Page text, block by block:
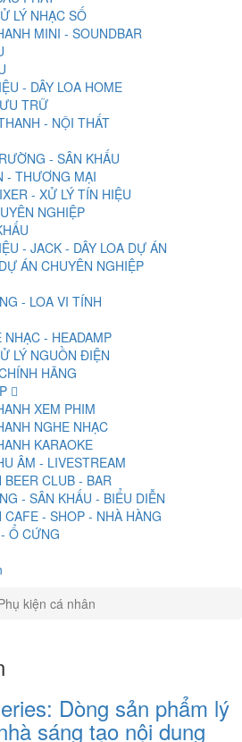
LÝ NHẠC SỐ
MINI - SOUNDBAR
- DÂY LOA HOME
TRỮ
- NỘI THẤT
- SÂN KHẤU
- THƯƠNG MẠI
- XỬ LÝ TÍN HIỆU
NGHIỆP
- JACK - DÂY LOA DỰ ÁN
ÁN CHUYÊN NGHIỆP
- LOA VI TÍNH
NHẠC - HEADAMP
LÝ NGUỒN ĐIỆN
HÃNG
XEM PHIM
NGHE NHẠC
KARAOKE
ÂM - LIVESTREAM
BEER CLUB - BAR
- SÂN KHẤU - BIỂU DIỄN
CAFE - SHOP - NHÀ HÀNG
Ổ CỨNG
kiện cá nhân
Dòng sản phẩm lý
sáng tạo nội dung